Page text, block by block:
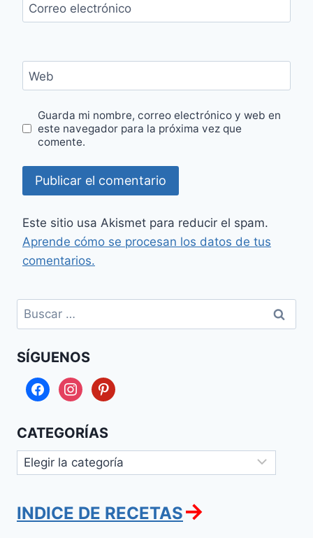
Correo electrónico
Web
Guarda mi nombre, correo electrónico y web en
este navegador para la próxima vez que
comente.
Este sitio usa Akismet para reducir el spam.
Aprende cómo se procesan los datos de tus
comentarios.
Buscar:
SÍGUENOS
facebookinstagrampinterest
CATEGORÍAS
Categorías
INDICE DE RECETAS→